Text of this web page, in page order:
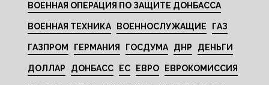
ВОЕННАЯ ОПЕРАЦИЯ ПО ЗАЩИТЕ ДОНБАССА
ВОЕННАЯ ТЕХНИКА ВОЕННОСЛУЖАЩИЕ ГАЗ
ГАЗПРОМ ГЕРМАНИЯ ГОСДУМА ДНР ДЕНЬГИ
ДОЛЛАР ДОНБАСС ЕС ЕВРО ЕВРОКОМИССИЯ